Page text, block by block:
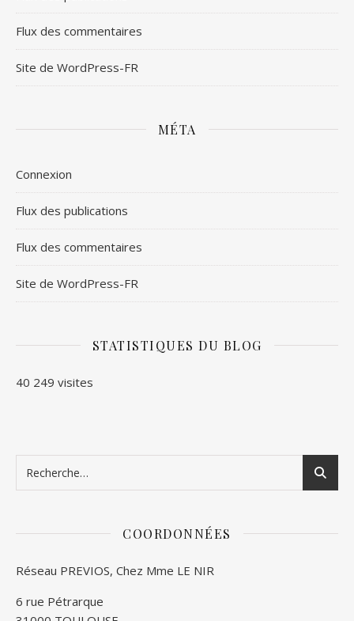
Flux des commentaires
Site de WordPress-FR
MÉTA
Connexion
Flux des publications
Flux des commentaires
Site de WordPress-FR
STATISTIQUES DU BLOG
40 249 visites
COORDONNÉES
Réseau PREVIOS, Chez Mme LE NIR
6 rue Pétrarque